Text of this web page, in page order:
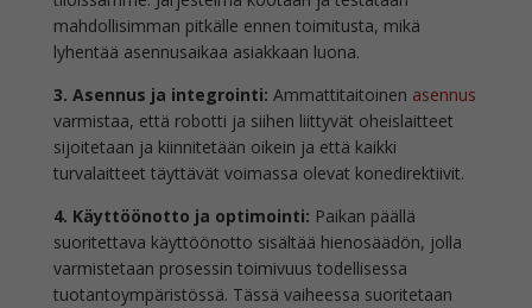
mahdollisimman pitkälle ennen toimitusta, mikä
lyhentää asennusaikaa asiakkaan luona.
3. Asennus ja integrointi: Ammattitaitoinen asennus
varmistaa, että robotti ja siihen liittyvät oheislaitteet
sijoitetaan ja kiinnitetään oikein ja että kaikki
turvalaitteet täyttävät voimassa olevat konedirektiivit.
4. Käyttöönotto ja optimointi: Paikan päällä
suoritettava käyttöönotto sisältää hienosäädön, jolla
varmistetaan prosessin toimivuus todellisessa
tuotantoympäristössä. Tässä vaiheessa suoritetaan